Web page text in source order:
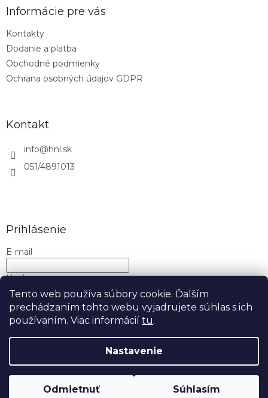
Tento web používa súbory cookie. Ďalším
prechádzaním tohto webu vyjadrujete súhlas s ich
používaním. Viac informácií tu.
Nastavenie
Odmietnuť Súhlasím
Informácie pre vás
Kontakty
Dodanie a platba
Obchodné podmienky
Ochrana osobných údajov GDPR
Kontakt
info@hnl.sk
051/4891013
Prihlásenie
E-mail
Heslo
PRIHLÁSIŤ SA
Nová registrácia Zabudnuté heslo
Copyright 2026H&L. Všetky práva vyhradené.Upraviť
nastavenie cookies